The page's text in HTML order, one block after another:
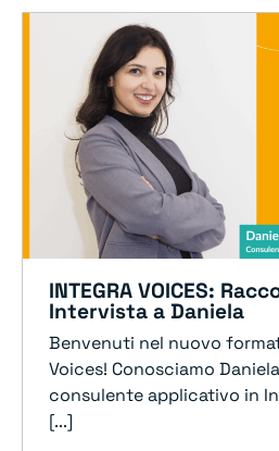
INTEGRA VOICES:
Intervista a Daniela
Benvenuti nel nuovo
Voices! Conosciamo
consulente applicativo in
[...]